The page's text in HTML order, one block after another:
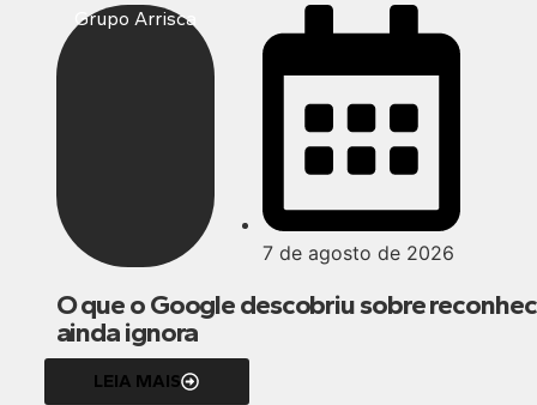
Grupo Arrisca
7 de agosto de 2026
O que o Google descobriu sobre
ainda ignora
LEIA MAIS